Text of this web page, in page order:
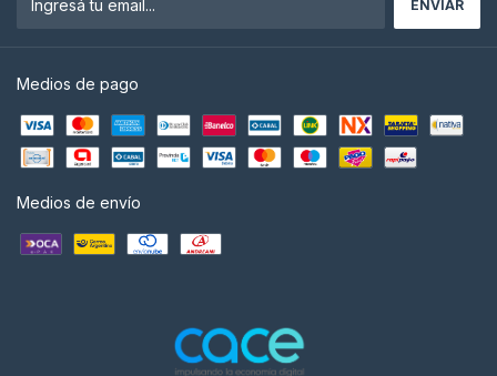
Medios de pago
Medios de envío